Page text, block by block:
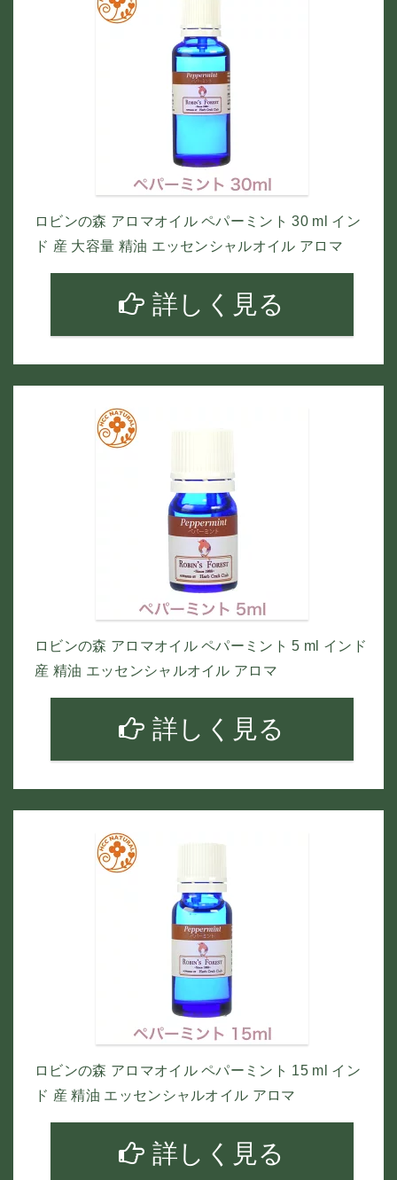
ロビンの森 アロマオイル ペパーミント 30 ml イン
ド 産 大容量 精油 エッセンシャルオイル アロマ
詳しく見る
ロビンの森 アロマオイル ペパーミント 5 ml インド
産 精油 エッセンシャルオイル アロマ
詳しく見る
ロビンの森 アロマオイル ペパーミント 15 ml イン
ド 産 精油 エッセンシャルオイル アロマ
詳しく見る